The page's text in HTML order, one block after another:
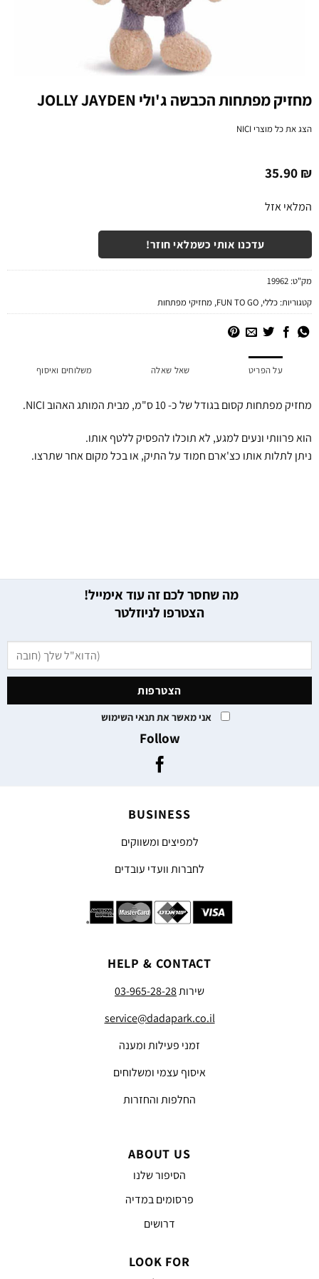
מחזיק מפתחות הכבשה ג'ולי JOLLY JAYDEN
הצג את כל מוצריNICI
35.90₪
המלאי אזל
עדכנו אותי כשמלאי חוזר!
מק"ט:19962
קטגוריות:כללי,
FUN TO GO
,מחזיקי מפתחות
על הפריט שאל שאלה משלוחים ואיסוף
מחזיק מפתחות קסום בגודל של כ- 10 ס"מ, מבית המותג האהוב NICI.
הוא פרוותי ונעים למגע, לא תוכלו להפסיק ללטף אותו.
ניתן לתלות אותו כצ'ארם חמוד על התיק, או בכל מקום אחר שתרצו.
מה שחסר לכם זה עוד אימייל!
הצטרפו לניוזלטר
אני מאשר את תנאי השימוש
Follow
BUSINESS
למפיצים ומשווקים
לחברות וועדי עובדים
HELP & CONTACT
שירות03-965-28-28
service@dadapark.co.il
זמני פעילות ומענה
איסוף עצמי ומשלוחים
החלפות והחזרות
ABOUT US
הסיפור שלנו
פרסומים במדיה
דרושים
LOOK FOR